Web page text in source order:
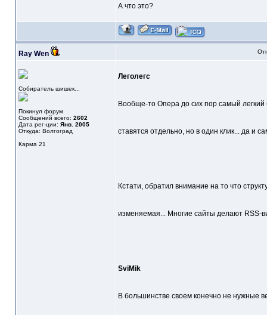
А что это?
Ray Wen
Собиратель шишек...
Покинул форум
Сообщений всего: 2602
Дата рег-ции: Янв. 2005
Откуда: Волгоград
Карма 21
Леголегс
Вообще-то Опера до сих пор самый легкий
ставятся отдельно, но в один клик... да и
Кстати, обратил внимание на то что
изменяемая... Многие сайты делают RSS-
SviMik
В большинстве своем конечно не нужные